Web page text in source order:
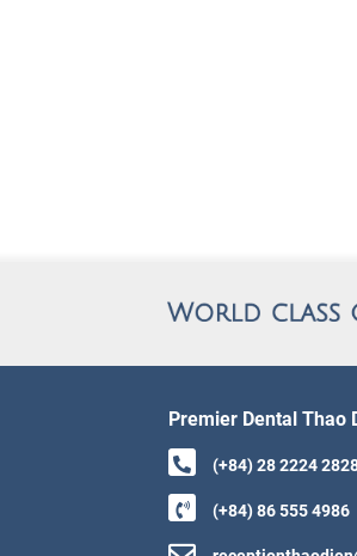
Premier Dental Thao
(+84) 28 2224
(+84) 86 555 4986